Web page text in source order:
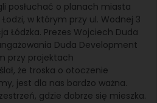
posłuchać o planach miasta
w którym przy ul. Wodnej 3
Łódzka. Prezes Wojciech Duda
Duda Development
przy projektach
że troska o otoczenie
jest dla nas bardzo ważna.
gdzie dobrze się mieszka.